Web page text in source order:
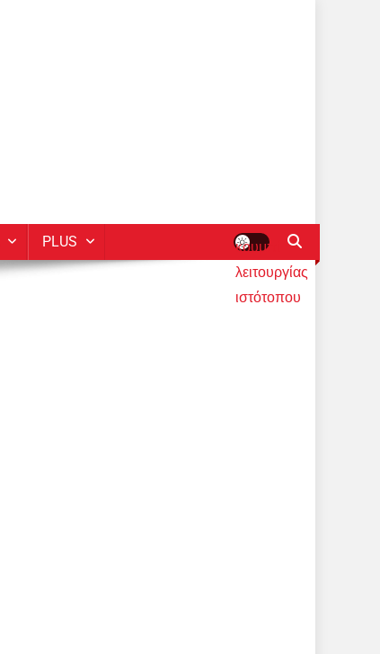
PLUS
κουμπί
λειτουργίας
ιστότοπου